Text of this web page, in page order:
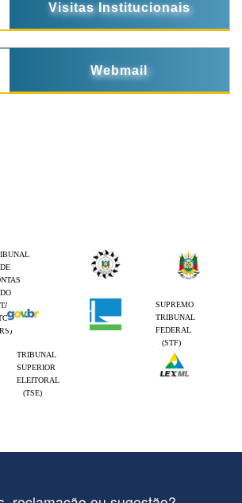
Visitas Institucionais
Webmail
DE
DO
RS)
SUPREMO
TRIBUNAL
FEDERAL
(STF)
TRIBUNAL
SUPERIOR
ELEITORAL
(TSE)